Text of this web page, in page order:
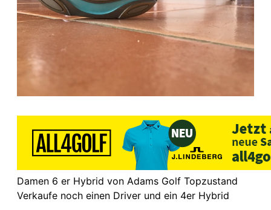
Damen 6 er Hybrid von Adams Golf Topzustand
Verkaufe noch einen Driver und ein 4er Hybrid